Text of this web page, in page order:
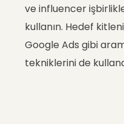
ve influencer
kullanın. Hedef
Google Ads gibi
tekniklerini de